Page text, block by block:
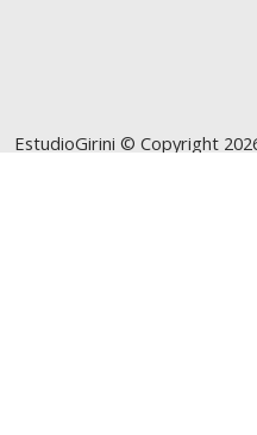
EstudioGirini © Copyright